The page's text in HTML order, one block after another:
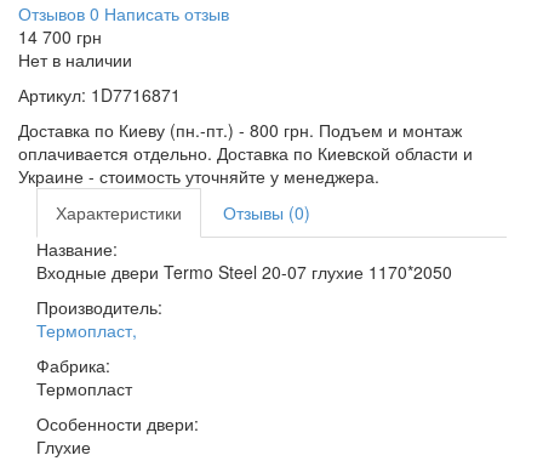
Отзывов 0 Написать отзыв
14 700 грн
Нет в наличии
Артикул: 1D7716871
Доставка по Киеву (пн.-пт.) - 800 грн. Подъем и монтаж
оплачивается отдельно. Доставка по Киевской области и
Украине - стоимость уточняйте у менеджера.
Характеристики
Отзывы (0)
Название:
Входные двери Termo Steel 20-07 глухие 1170*2050
Производитель:
Термопласт,
Фабрика:
Термопласт
Особенности двери:
Глухие